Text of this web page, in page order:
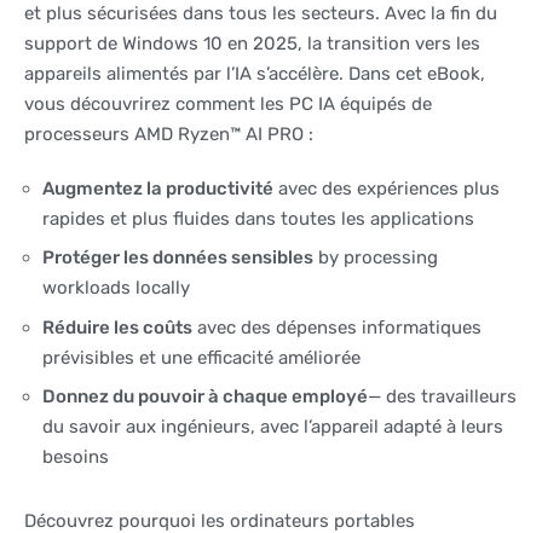
et plus sécurisées dans tous les secteurs. Avec la fin du
support de Windows 10 en 2025, la transition vers les
appareils alimentés par l’IA s’accélère. Dans cet eBook,
vous découvrirez comment les PC IA équipés de
processeurs AMD Ryzen™ AI PRO :
Augmentez la productivité avec des expériences plus
rapides et plus fluides dans toutes les applications
Protéger les données sensibles by processing
workloads locally
Réduire les coûts avec des dépenses informatiques
prévisibles et une efficacité améliorée
Donnez du pouvoir à chaque employé— des travailleurs
du savoir aux ingénieurs, avec l’appareil adapté à leurs
besoins
Découvrez pourquoi les ordinateurs portables